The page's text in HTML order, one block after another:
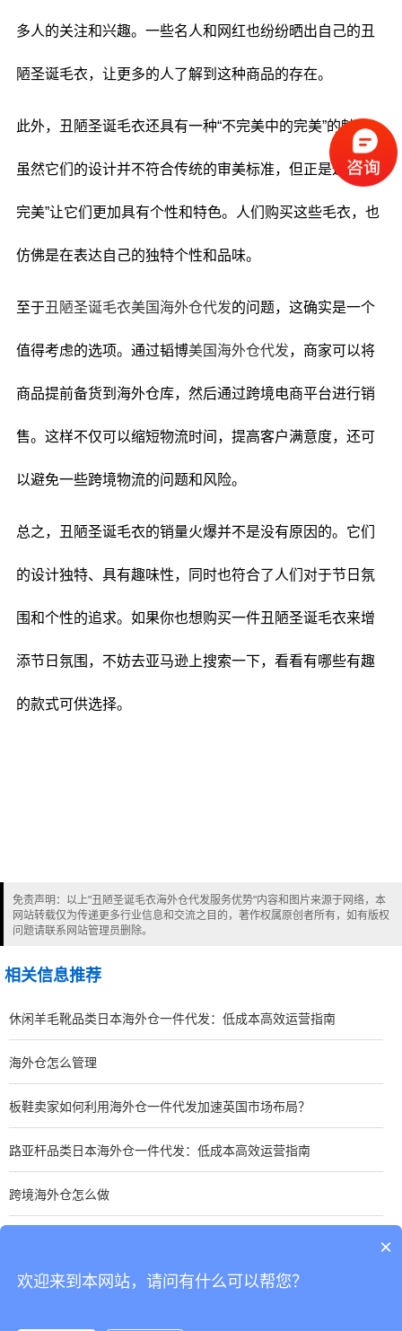
多人的关注和兴趣。一些名人和网红也纷纷晒出自己的丑
陋圣诞毛衣，让更多的人了解到这种商品的存在。
此外，丑陋圣诞毛衣还具有一种“不完美中的完美”的魅力。
虽然它们的设计并不符合传统的审美标准，但正是这种“不
完美”让它们更加具有个性和特色。人们购买这些毛衣，也
仿佛是在表达自己的独特个性和品味。
至于丑陋圣诞毛衣美国海外仓代发的问题，这确实是一个
值得考虑的选项。通过韬博美国海外仓代发，商家可以将
商品提前备货到海外仓库，然后通过跨境电商平台进行销
售。这样不仅可以缩短物流时间，提高客户满意度，还可
以避免一些跨境物流的问题和风险。
总之，丑陋圣诞毛衣的销量火爆并不是没有原因的。它们
的设计独特、具有趣味性，同时也符合了人们对于节日氛
围和个性的追求。如果你也想购买一件丑陋圣诞毛衣来增
添节日氛围，不妨去亚马逊上搜索一下，看看有哪些有趣
的款式可供选择。
免责声明：以上"丑陋圣诞毛衣海外仓代发服务优势"内容和图片来源于网络，本
网站转载仅为传递更多行业信息和交流之目的，著作权属原创者所有，如有版权
问题请联系网站管理员删除。
相关信息推荐
休闲羊毛靴品类日本海外仓一件代发：低成本高效运营指南
海外仓怎么管理
板鞋卖家如何利用海外仓一件代发加速英国市场布局？
路亚杆品类日本海外仓一件代发：低成本高效运营指南
跨境海外仓怎么做
×
欢迎来到本网站，请问有什么可以帮您？